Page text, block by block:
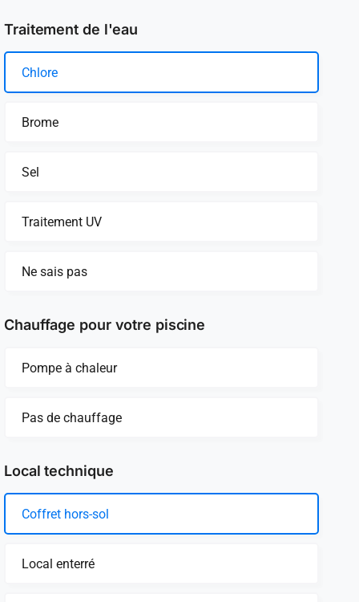
Traitement de l'eau
Chlore
Brome
Sel
Traitement UV
Ne sais pas
Chauffage pour votre piscine
Pompe à chaleur
Pas de chauffage
Local technique
Coffret hors-sol
Local enterré